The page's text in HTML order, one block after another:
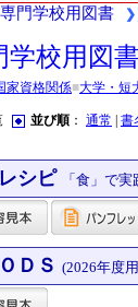
門学校用図書
学校用図書
家資格関係■大学・短
並び順 ： 通常 書
シピ 「食」で
ＤＳ (2026年度